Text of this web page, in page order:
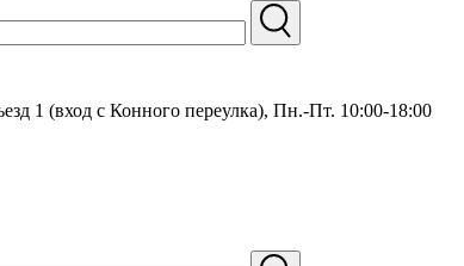
1 (вход с Конного переулка), Пн.-Пт. 10:00-18:00